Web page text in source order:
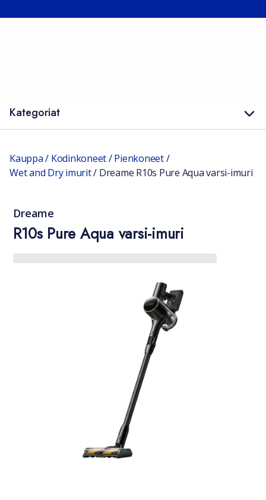
Kategoriat
Kauppa/ Kodinkoneet/Pienkoneet/
Wet and Dry imurit/ Dreame R10s Pure Aqua varsi-imuri
Dreame
R10s Pure Aqua varsi-imuri